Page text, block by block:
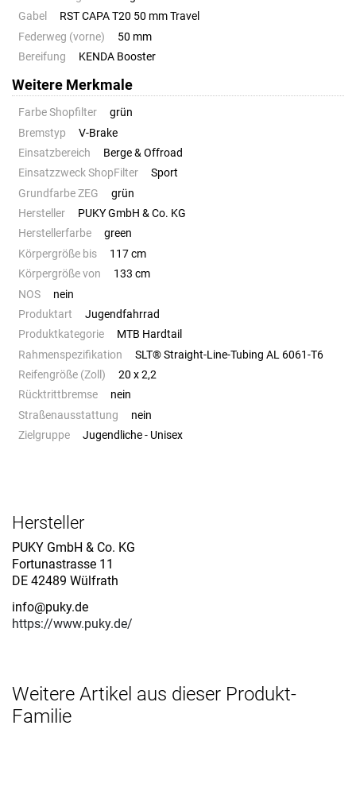
Gabel
RST CAPA T20 50 mm Travel
Federweg (vorne)
50 mm
Bereifung
KENDA Booster
Weitere Merkmale
Farbe Shopfilter
grün
Bremstyp
V-Brake
Einsatzbereich
Berge & Offroad
Einsatzzweck ShopFilter
Sport
Grundfarbe ZEG
grün
Hersteller
PUKY GmbH & Co. KG
Herstellerfarbe
green
Körpergröße bis
117 cm
Körpergröße von
133 cm
NOS
nein
Produktart
Jugendfahrrad
Produktkategorie
MTB Hardtail
Rahmenspezifikation
SLT® Straight-Line-Tubing AL 6061-T6
Reifengröße (Zoll)
20 x 2,2
Rücktrittbremse
nein
Straßenausstattung
nein
Zielgruppe
Jugendliche - Unisex
Hersteller
PUKY GmbH & Co. KG
Fortunastrasse 11
DE 42489 Wülfrath
info@puky.de
https://www.puky.de/
Weitere Artikel aus dieser Produkt-
Familie